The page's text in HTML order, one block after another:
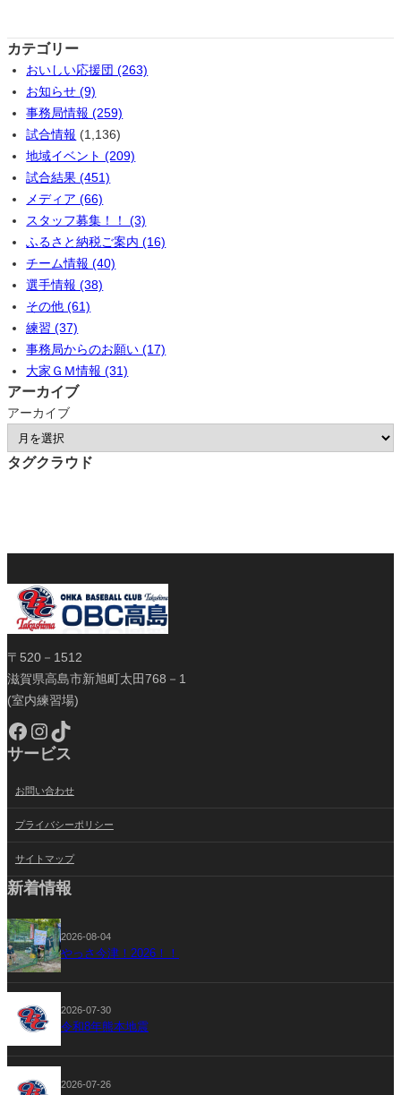
カテゴリー
おいしい応援団 (263)
お知らせ (9)
事務局情報 (259)
試合情報 (1,136)
地域イベント (209)
試合結果 (451)
メディア (66)
スタッフ募集！！ (3)
ふるさと納税ご案内 (16)
チーム情報 (40)
選手情報 (38)
その他 (61)
練習 (37)
事務局からのお願い (17)
大家ＧＭ情報 (31)
アーカイブ
アーカイブ
タグクラウド
〒520－1512
滋賀県高島市新旭町太田768－1
(室内練習場)
Facebook Instagram TikTok
サービス
お問い合わせ
プライバシーポリシー
サイトマップ
新着情報
2026-08-04
やっさ今津！2026！！
2026-07-30
令和8年熊本地震
2026-07-26